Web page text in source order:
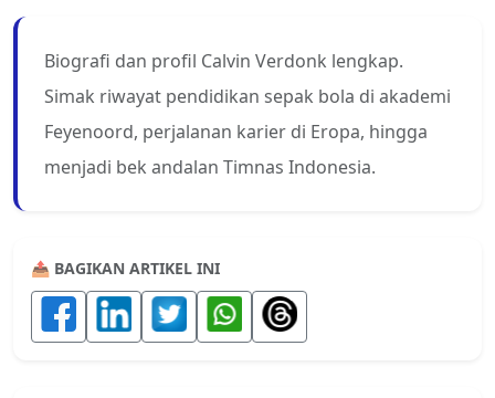
Biografi dan profil Calvin Verdonk lengkap.
Simak riwayat pendidikan sepak bola di akademi
Feyenoord, perjalanan karier di Eropa, hingga
menjadi bek andalan Timnas Indonesia.
📤 BAGIKAN ARTIKEL INI